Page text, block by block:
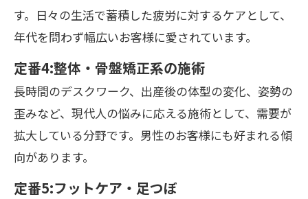
す。日々の生活で蓄積した疲労に対するケアとして、
年代を問わず幅広いお客様に愛されています。
定番4:整体・骨盤矯正系の施術
長時間のデスクワーク、出産後の体型の変化、姿勢の
歪みなど、現代人の悩みに応える施術として、需要が
拡大している分野です。男性のお客様にも好まれる傾
向があります。
定番5:フットケア・足つぼ